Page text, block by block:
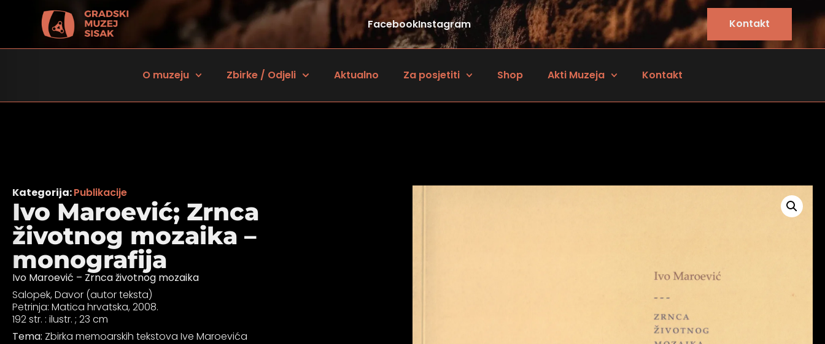
FacebookInstagram Kontakt
O muzeju Zbirke / Odjeli Aktualno Za posjetiti Shop Akti Muzeja Kontakt
Kategorija:Publikacije
Ivo Maroević; Zrnca
životnog mozaika –
monografija
Ivo Maroević – Zrnca životnog mozaika
Salopek, Davor (autor teksta)
Petrinja: Matica hrvatska, 2008.
192 str. : ilustr. ; 23 cm
Tema: Zbirka memoarskih tekstova Ive Maroevića
za osobe sa oštećenjem vida
profil za epilepsiju
prijateljski režim